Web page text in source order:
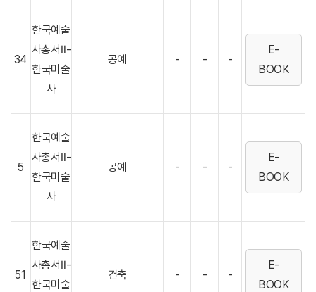
34
한국예술
사총서Ⅱ-
한국미술
사
공예 - - -
E-
BOOK
5
한국예술
사총서Ⅱ-
한국미술
사
공예 - - -
E-
BOOK
51
한국예술
사총서Ⅱ-
한국미술
건축 - - -
E-
BOOK